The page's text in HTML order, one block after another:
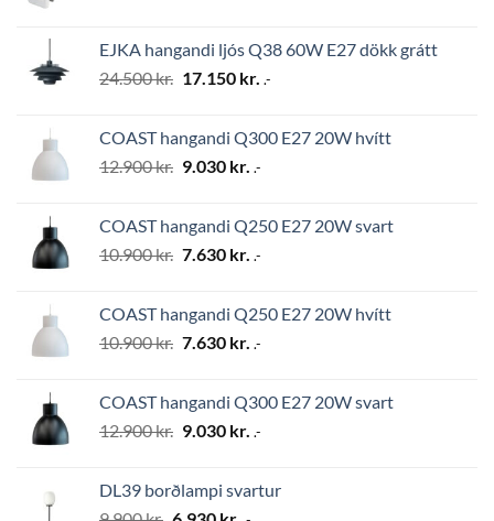
2.794 kr..1.956 kr..
EJKA hangandi ljós Q38 60W E27 dökk grátt
24.500kr. Original
24.500 kr..
17.150 kr. Current
17.150 kr..
.-
COAST hangandi Q300 E27 20W hvítt
12.900kr. Original
12.900 kr..
9.030 kr. Current
9.030 kr..
.-
COAST hangandi Q250 E27 20W svart
10.900kr. Original
10.900 kr..
7.630 kr. Current
7.630 kr..
.-
COAST hangandi Q250 E27 20W hvítt
10.900kr. Original
10.900 kr..
7.630 kr. Current
7.630 kr..
.-
COAST hangandi Q300 E27 20W svart
12.900kr. Original
12.900 kr..
9.030 kr. Current
9.030 kr..
.-
DL39 borðlampi svartur